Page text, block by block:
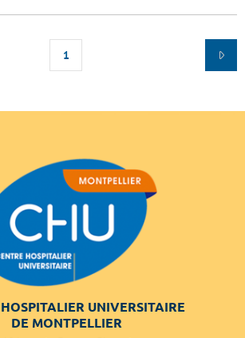
1
UNIVERSITAIRE
DE MONTPELLIER